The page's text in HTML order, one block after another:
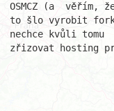
OSMCZ (a  věřím,
to šlo vyrobit
nechce kvůli tomu
zřizovat hosting